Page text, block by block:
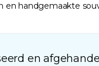
en handgemaakte
en